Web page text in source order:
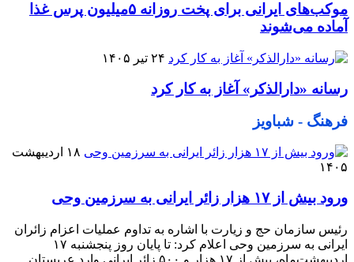
موکب‌های ایرانی برای پخت روزانه ۵میلیون پرس غذا
آماده می‌شوند
۲۴ تیر ۱۴۰۵
رسانه «دارالذکر» آغاز به کار کرد
فرهنگ - شباویز
۱۸ اردیبهشت
۱۴۰۵
ورود بیش از ۱۷ هزار زائر ایرانی به سرزمین وحی
رئیس سازمان حج و زیارت با اشاره به تداوم عملیات اعزام زائران
ایرانی به سرزمین وحی اعلام کرد: تا پایان روز پنجشنبه ۱۷
اردیبهشت‌ماه، بیش از ۱۷ هزار و ۵۰۰ زائر ایرانی وارد عربستان